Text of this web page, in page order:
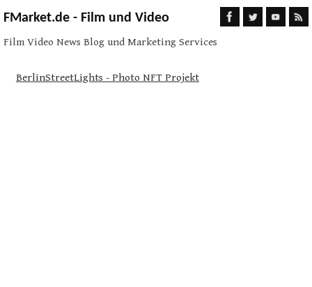
FMarket.de - Film und Video
Film Video News Blog und Marketing Services
BerlinStreetLights - Photo NFT Projekt